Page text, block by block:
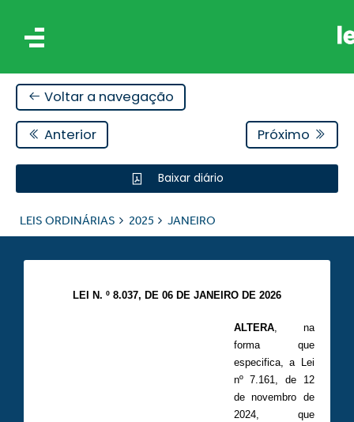
Voltar a navegação
Anterior Próximo
Baixar diário
LEIS ORDINÁRIAS 2025 JANEIRO
LEI N. º 8.037, DE 06 DE JANEIRO DE 2026
ALTERA, na
forma que
especifica, a Lei
nº 7.161, de 12
de novembro de
2024, que